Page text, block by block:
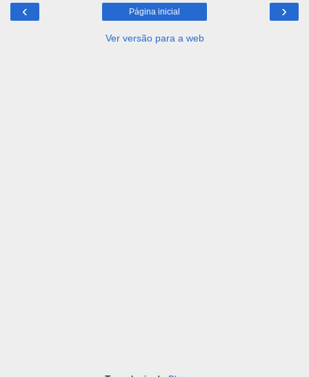
‹ ›
Página inicial
Ver versão para a web